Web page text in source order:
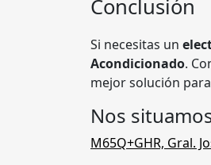
Conclusión
Si necesitas un
Acondicionado.
mejor solución
Nos
M65Q+GHR, Gral.